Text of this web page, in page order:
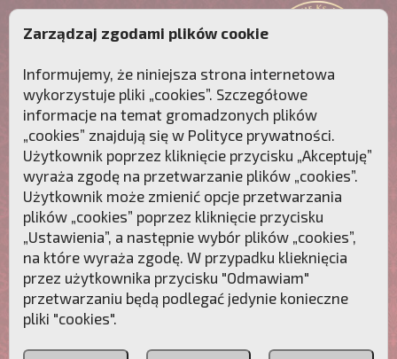
Przebudźmy sumienia Polaków!
Polonia
Christiana
PCh24.pl
Przymierze
Zarządzaj zgodami plików cookie
Informujemy, że niniejsza strona internetowa
wykorzystuje pliki „cookies”. Szczegółowe
informacje na temat gromadzonych plików
„cookies” znajdują się w Polityce prywatności.
Użytkownik poprzez kliknięcie przycisku „Akceptuję”
wyraża zgodę na przetwarzanie plików „cookies”.
Użytkownik może zmienić opcje przetwarzania
plików „cookies” poprzez kliknięcie przycisku
„Ustawienia”, a następnie wybór plików „cookies”,
na które wyraża zgodę. W przypadku klieknięcia
przez użytkownika przycisku "Odmawiam"
przetwarzaniu będą podlegać jedynie konieczne
pliki "cookies".